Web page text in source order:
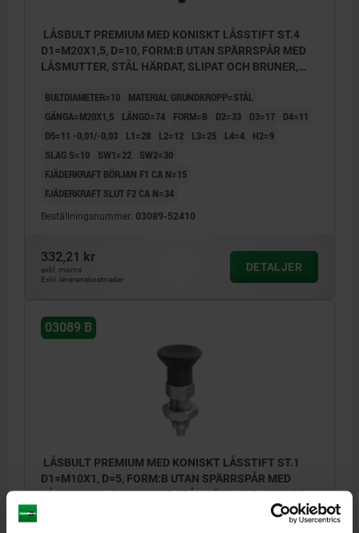
LÅSBULT PREMIUM MED KONISKT LÅSSTIFT ST.4
D1=M20X1,5, D=10, FORM:B UTAN SPÄRRSPÅR MED
LÅSMUTTER, STÅL HÄRDAT, SLIPAT OCH BRUNER,
BULTDIAMETER=10
MATERIAL GRUNDKROPP=STÅL
GÄNGA=M20X1,5
LÄNGD=74 FORM=B D2=33 D3=17
D4=11
D5=11 -0,01/-0,03
L1=28 L2=12 L3=25 L4=4
H2=9
SLAG S=10
SW1=22
SW2=30
FJÄDERKRAFT BÖRJAN F1 CA N=15
FJÄDERKRAFT SLUT F2 CA N=34
Beställningsnummer: 03089-52410
332,21 kr
exkl. moms
Exkl. leveranskostnader
DETALJER
03089 B
LÅSBULT PREMIUM MED KONISKT LÅSSTIFT ST.1
D1=M10X1, D=5, FORM:B UTAN SPÄRRSPÅR MED
LÅSMUTTER, ROSTFRITT STÅL HÄRDAT, SLIPAT OCH
BLANKT, KOMP:TERMOPLAST SVARTGRÅ RAL7021
MATERIAL GRUNDKROPP=ROSTFRITT STÅL